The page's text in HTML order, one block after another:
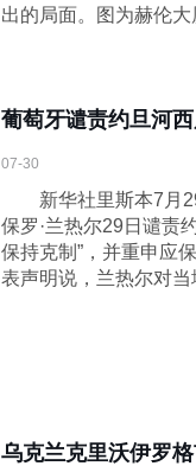
出的局面。图为赫伦
葡萄牙谴责约旦河
07-30
新华社里斯本7月29
保罗·兰热尔29日谴责
保持克制”，并重申
表声明说，兰热尔对
乌克兰克里沃伊罗